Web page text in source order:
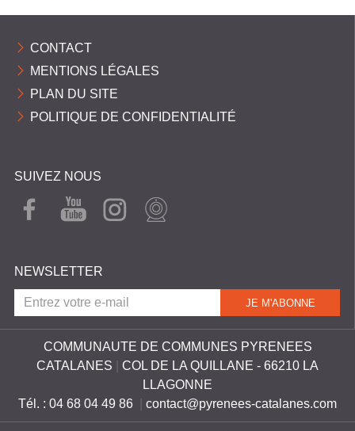
M
U
S
É
É
C
A
CONTACT
MENTIONS LÉGALES
PLAN DU SITE
POLITIQUE DE CONFIDENTIALITÉ
SUIVEZ NOUS
FAC
EBO
YOU
TUB
INST
AGR
WEB
CAM
NEWSLETTER
COMMUNAUTE DE COMMUNES PYRENEES
CATALANES
COL DE LA QUILLANE - 66210 LA
LLAGONNE
Tél. : 04 68 04 49 86
contact@pyrenees-catalanes.com